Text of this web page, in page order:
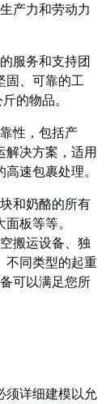
产力和劳动力
服务和支持团
固、可靠的工
的物品。
性，包括产
解决方案，适用
速包裹处理。
和奶酪的所有
板等等。
搬运设备、独
不同类型的起重
可以满足您所
须详细建模以允